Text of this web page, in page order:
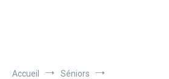
Accueil
Séniors